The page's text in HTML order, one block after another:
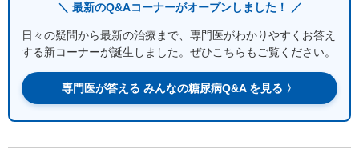
＼ 最新のQ&Aコーナーがオープンしました！ ／
日々の疑問から最新の治療まで、専門医がわかりやすくお答え
する新コーナーが誕生しました。ぜひこちらもご覧ください。
専門医が答える みんなの糖尿病Q&A を見る 〉